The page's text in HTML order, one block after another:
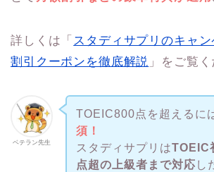
詳しくは「 スタディサプリのキャン
割引クーポンを徹底解説 」をご覧く
ベテラン先生
TOEIC800点を超えるに
須！
スタディサプリはTOEIC
点超の上級者まで対応 し